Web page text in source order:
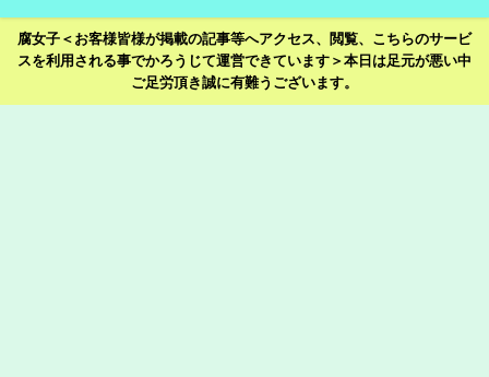
腐女子＜お客様皆様が掲載の記事等へアクセス、閲覧、こちらのサービ
スを利用される事でかろうじて運営できています＞本日は足元が悪い中
ご足労頂き誠に有難うございます。